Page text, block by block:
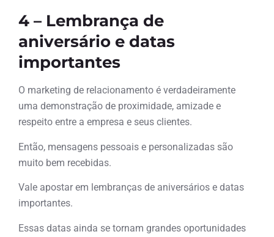
4 – Lembrança de
aniversário e datas
importantes
O marketing de relacionamento é verdadeiramente
uma demonstração de proximidade, amizade e
respeito entre a empresa e seus clientes.
Então, mensagens pessoais e personalizadas são
muito bem recebidas.
Vale apostar em lembranças de aniversários e datas
importantes.
Essas datas ainda se tornam grandes oportunidades